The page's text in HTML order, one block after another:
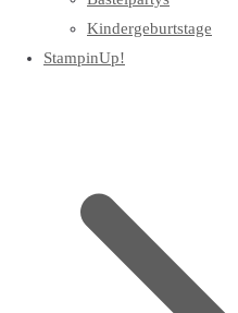
Kindergeburtstage
StampinUp!